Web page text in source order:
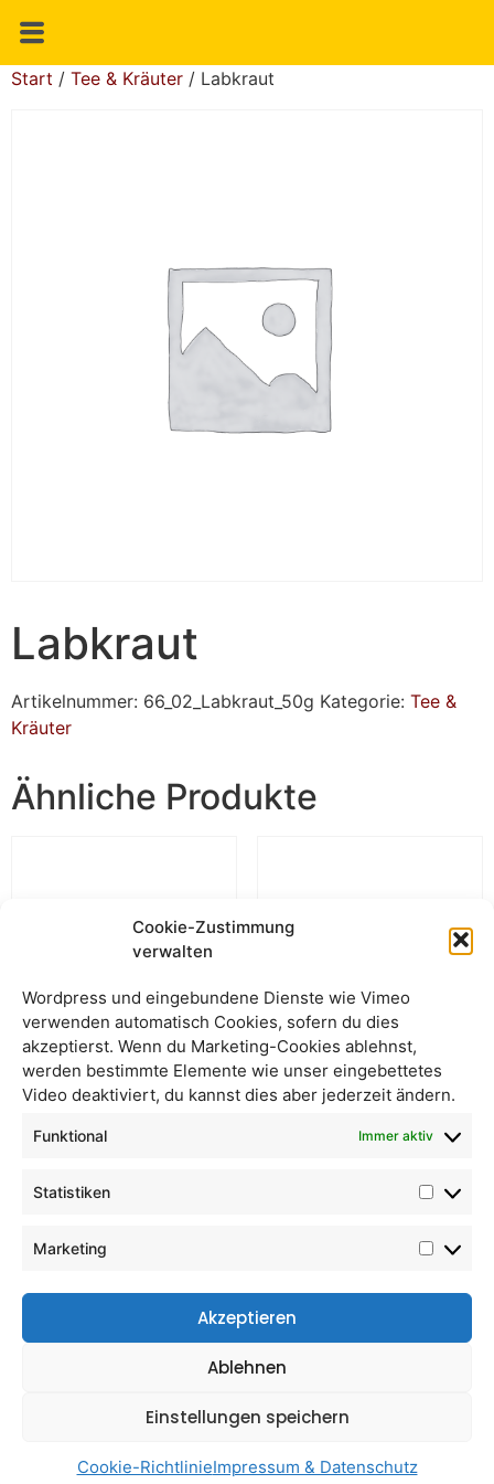
Cookie-Zustimmung
verwalten
Wordpress und eingebundene Dienste wie Vimeo
verwenden automatisch Cookies, sofern du dies
akzeptierst. Wenn du Marketing-Cookies ablehnst,
werden bestimmte Elemente wie unser eingebettetes
Video deaktiviert, du kannst dies aber jederzeit ändern.
Funktional Immer aktiv
Statistiken
Marketing
Akzeptieren
Ablehnen
Einstellungen speichern
Cookie-RichtlinieImpressum & Datenschutz
Start / Tee & Kräuter / Labkraut
Labkraut
Artikelnummer: 66_02_Labkraut_50g Kategorie: Tee &
Kräuter
Ähnliche Produkte
Hanf Bio Mate Tee